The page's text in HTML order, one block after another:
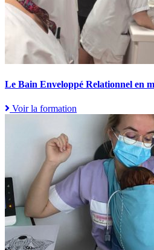
Le Bain Enveloppé Relationnel en
Voir la formation